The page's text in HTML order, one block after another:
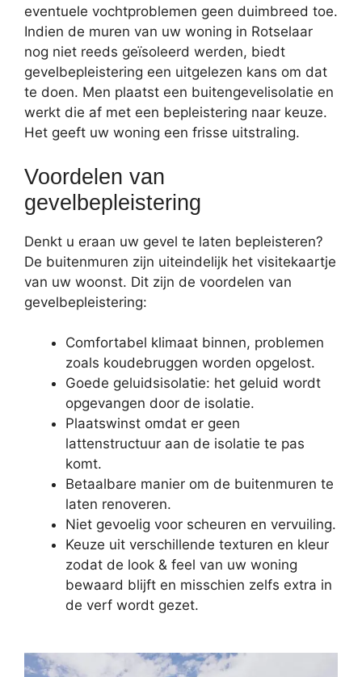
eventuele vochtproblemen geen duimbreed toe.
Indien de muren van uw woning in Rotselaar
nog niet reeds geïsoleerd werden, biedt
gevelbepleistering een uitgelezen kans om dat
te doen. Men plaatst een buitengevelisolatie en
werkt die af met een bepleistering naar keuze.
Het geeft uw woning een frisse uitstraling.
Voordelen van
gevelbepleistering
Denkt u eraan uw gevel te laten bepleisteren?
De buitenmuren zijn uiteindelijk het visitekaartje
van uw woonst. Dit zijn de voordelen van
gevelbepleistering:
Comfortabel klimaat binnen, problemen
zoals koudebruggen worden opgelost.
Goede geluidsisolatie: het geluid wordt
opgevangen door de isolatie.
Plaatswinst omdat er geen
lattenstructuur aan de isolatie te pas
komt.
Betaalbare manier om de buitenmuren te
laten renoveren.
Niet gevoelig voor scheuren en vervuiling.
Keuze uit verschillende texturen en kleur
zodat de look & feel van uw woning
bewaard blijft en misschien zelfs extra in
de verf wordt gezet.